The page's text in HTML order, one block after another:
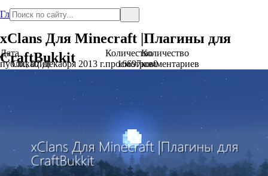
Главная
xClans Для Minecraft |Плагины для
CraftBukkit
Дата
публикации
Сб., 07 Декабря 2013 г.
Количество
просмотров
16697
Количество
комментариев
0